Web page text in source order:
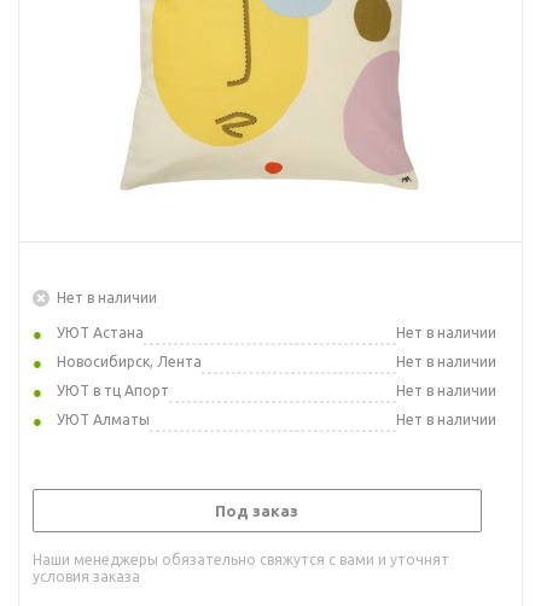
Нет в наличии
УЮТ Астана
Нет в наличии
Новосибирск, Лента
Нет в наличии
УЮТ в тц Апорт
Нет в наличии
УЮТ Алматы
Нет в наличии
Под заказ
Наши менеджеры обязательно свяжутся с вами и уточнят
условия заказа